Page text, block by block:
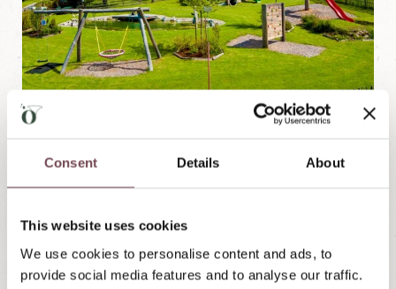
Consent Details About
This website uses cookies
We use cookies to personalise content and ads, to
provide social media features and to analyse our traffic.
mit Erlebnis-Spielplatz & Schwimmteich
Familienurlaub ein1000 m² großer